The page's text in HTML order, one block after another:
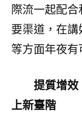
際流一起配
要渠道，在
等方面年夜有
提質增效
上新臺階